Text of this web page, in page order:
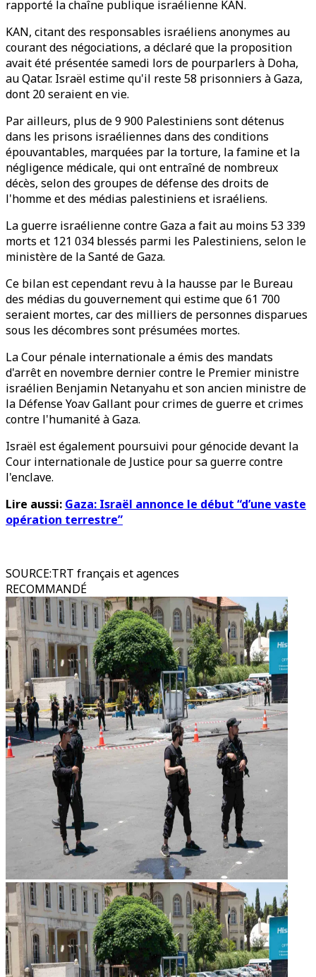
rapporté la chaîne publique israélienne KAN.
KAN, citant des responsables israéliens anonymes au
courant des négociations, a déclaré que la proposition
avait été présentée samedi lors de pourparlers à Doha,
au Qatar. Israël estime qu'il reste 58 prisonniers à Gaza,
dont 20 seraient en vie.
Par ailleurs, plus de 9 900 Palestiniens sont détenus
dans les prisons israéliennes dans des conditions
épouvantables, marquées par la torture, la famine et la
négligence médicale, qui ont entraîné de nombreux
décès, selon des groupes de défense des droits de
l'homme et des médias palestiniens et israéliens.
La guerre israélienne contre Gaza a fait au moins 53 339
morts et 121 034 blessés parmi les Palestiniens, selon le
ministère de la Santé de Gaza.
Ce bilan est cependant revu à la hausse par le Bureau
des médias du gouvernement qui estime que 61 700
seraient mortes, car des milliers de personnes disparues
sous les décombres sont présumées mortes.
La Cour pénale internationale a émis des mandats
d'arrêt en novembre dernier contre le Premier ministre
israélien Benjamin Netanyahu et son ancien ministre de
la Défense Yoav Gallant pour crimes de guerre et crimes
contre l'humanité à Gaza.
Israël est également poursuivi pour génocide devant la
Cour internationale de Justice pour sa guerre contre
l'enclave.
Lire aussi: Gaza: Israël annonce le début “d’une vaste
opération terrestre”
SOURCE:TRT français et agences
RECOMMANDÉ